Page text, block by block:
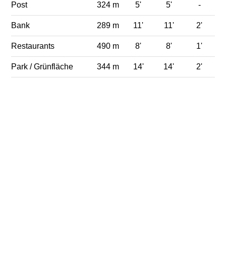
Post 324 m 5' 5' -
Bank 289 m 11' 11' 2'
Restaurants 490 m 8' 8' 1'
Park / Grünfläche 344 m 14' 14' 2'